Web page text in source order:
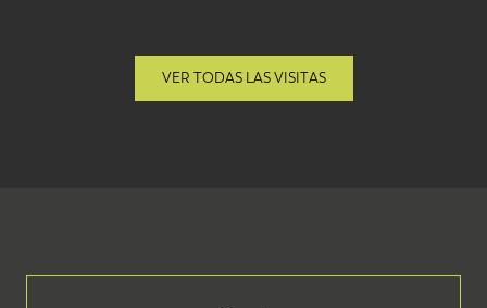
VER TODAS LAS VISITAS